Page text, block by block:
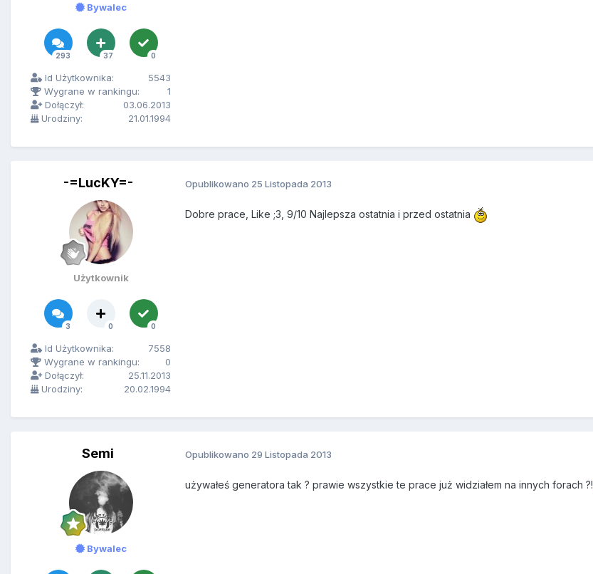
Bywalec
293 37 0
Id Użytkownika:
5543
Wygrane w rankingu:
1
Dołączył:
03.06.2013
Urodziny:
21.01.1994
-=LucKY=-
Użytkownik
3 0 0
Id Użytkownika:
7558
Wygrane w rankingu:
0
Dołączył:
25.11.2013
Urodziny:
20.02.1994
Opublikowano 25 Listopada 2013
Dobre prace, Like ;3, 9/10 Najlepsza ostatnia i przed ostatnia
Semi
Bywalec
Opublikowano 29 Listopada 2013
używałeś generatora tak ? prawie wszystkie te prace już widziałem na innych forach ?!